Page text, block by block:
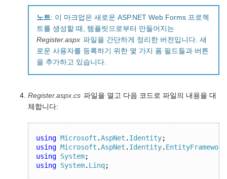
노트: 이 마크업은 새로운 ASP.NET Web Forms 프로젝
트를 생성할 때, 템플릿으로부터 만들어지는
Register.aspx 파일을 간단하게 정리한 버전입니다. 새
로운 사용자를 등록하기 위한 몇 가지 폼 필드들과 버튼
을 추가하고 있습니다.
Register.aspx.cs 파일을 열고 다음 코드로 파일의 내용을 대
체합니다:
using Microsoft .AspNet . Identity;
using Microsoft .AspNet . Identity. EntityFramework
using System;
using System. Linq;